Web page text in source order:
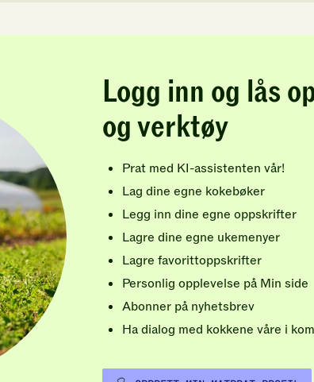
Logg inn og lås
og verktøy
Prat med KI-assistenten vår!
Lag dine egne kokebøker
Legg inn dine egne oppskrifter
Lagre dine egne ukemenyer
Lagre favorittoppskrifter
Personlig opplevelse på Min side
Abonner på nyhetsbrev
Ha dialog med kokkene våre i